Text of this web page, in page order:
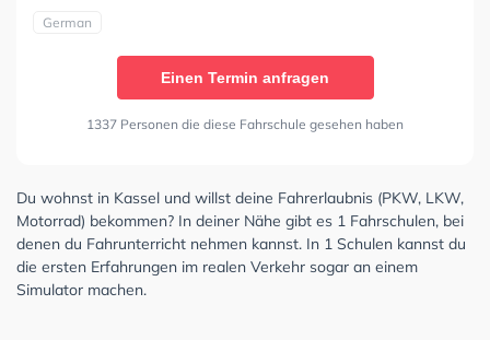
German
Einen Termin anfragen
1337 Personen die diese Fahrschule gesehen haben
Du wohnst in Kassel und willst deine Fahrerlaubnis (PKW, LKW,
Motorrad) bekommen? In deiner Nähe gibt es 1 Fahrschulen, bei
denen du Fahrunterricht nehmen kannst. In 1 Schulen kannst du
die ersten Erfahrungen im realen Verkehr sogar an einem
Simulator machen.